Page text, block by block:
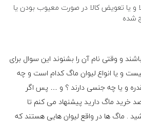
و یا تعویض کالا در صورت معیوب بودن یا
شده
و وقتی نام آن را بشنوند این سوال برای
و یا انواع لیوان ماگ کدام است و چه
و یا چه جنسی دارند ؟ و … پس اگر
خرید ماگ دارید پیشنهاد می کنم تا
. ماگ ها در واقع لیوان هایی هستند که